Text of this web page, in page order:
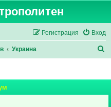
Вход
Регистрация
Украина